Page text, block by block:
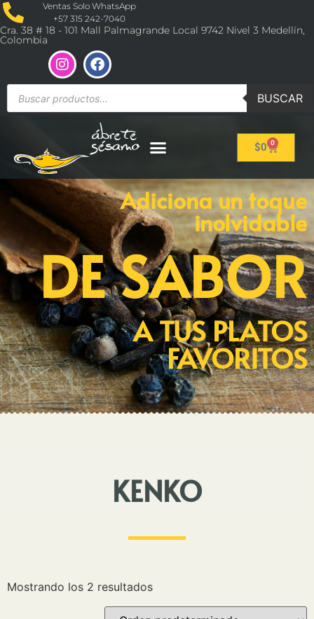
Ventas Solo WhatsApp
+57 315 242-7040
Cra. 38 # 18 - 101 Mall Palmagrande Local 9742 Nivel 3 Medellín,
Colombia
BUSCAR
$0 0
Adiciona un toque
inolvidable
DE SABOR
A TUS PLATOS
FAVORITOS
KENKO
Mostrando los 2 resultados